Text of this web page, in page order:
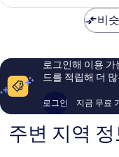
점,
요,
용
후
개
비
로그인해 이용
드를 적립해 더
로그인 지금 무료
주변 지역